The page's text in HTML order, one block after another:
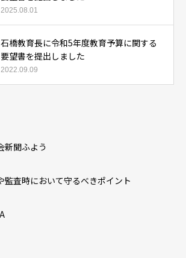
2025.08.01
石橋教育長に令和5年度教育予算に関する
要望書を提出しました
2022.09.09